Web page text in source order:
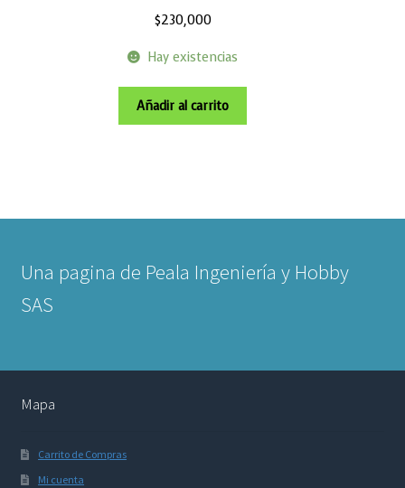
$230,000
Hay existencias
Añadir al carrito
Una pagina de Peala Ingeniería y Hobby
SAS
Mapa
Carrito de Compras
Mi cuenta